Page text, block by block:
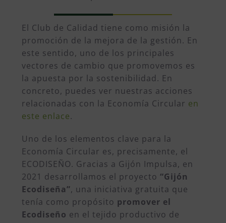
El Club de Calidad tiene como misión la
promoción de la mejora de la gestión. En
este sentido, uno de los principales
vectores de cambio que promovemos es
la apuesta por la sostenibilidad. En
concreto, puedes ver nuestras acciones
relacionadas con la Economía Circular en
este enlace.
Uno de los elementos clave para la
Economía Circular es, precisamente, el
ECODISEÑO. Gracias a Gijón Impulsa, en
2021 desarrollamos el proyecto “Gijón
Ecodiseña”, una iniciativa gratuita que
tenía como propósito promover el
Ecodiseño en el tejido productivo de